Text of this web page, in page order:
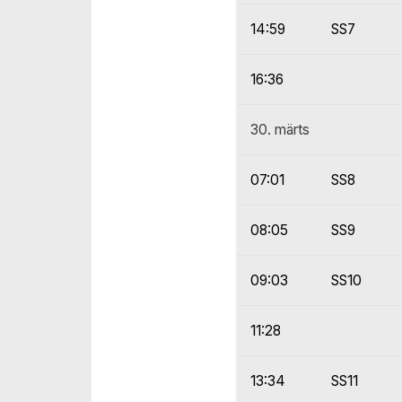
14:59 SS7
16:36
30. märts
07:01 SS8
08:05 SS9
09:03 SS10
11:28
13:34 SS11